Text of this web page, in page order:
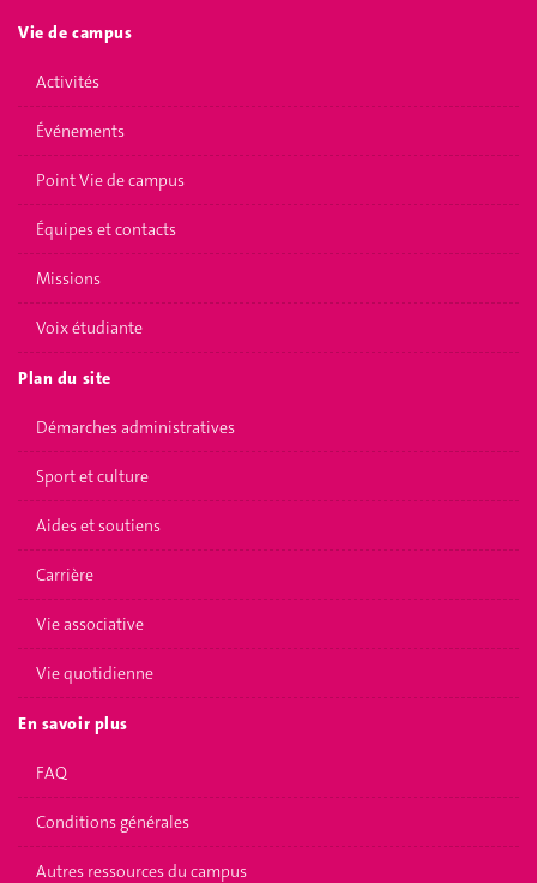
Vie de campus
Activités
Événements
Point Vie de campus
Équipes et contacts
Missions
Voix étudiante
Plan du site
Démarches administratives
Sport et culture
Aides et soutiens
Carrière
Vie associative
Vie quotidienne
En savoir plus
FAQ
Conditions générales
Autres ressources du campus